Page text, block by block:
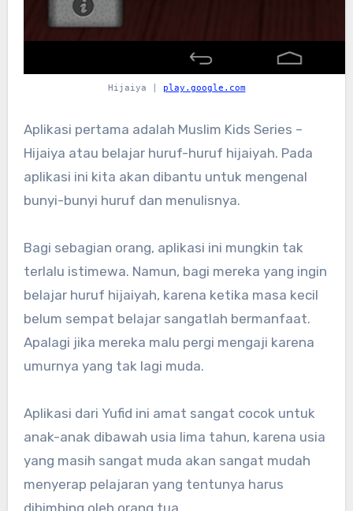
Hijaiya | play.google.com
Aplikasi pertama adalah Muslim Kids Series –
Hijaiya atau belajar huruf-huruf hijaiyah. Pada
aplikasi ini kita akan dibantu untuk mengenal
bunyi-bunyi huruf dan menulisnya.
Bagi sebagian orang, aplikasi ini mungkin tak
terlalu istimewa. Namun, bagi mereka yang ingin
belajar huruf hijaiyah, karena ketika masa kecil
belum sempat belajar sangatlah bermanfaat.
Apalagi jika mereka malu pergi mengaji karena
umurnya yang tak lagi muda.
Aplikasi dari Yufid ini amat sangat cocok untuk
anak-anak dibawah usia lima tahun, karena usia
yang masih sangat muda akan sangat mudah
menyerap pelajaran yang tentunya harus